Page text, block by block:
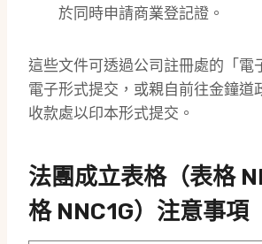
於同時申請商業登記證。
這些文件可透過公司註冊處的「電
電子形式提交，或親自前往金鐘道
收款處以印本形式提交。
法團成立表格（表格
格 NNC1G）注意事項